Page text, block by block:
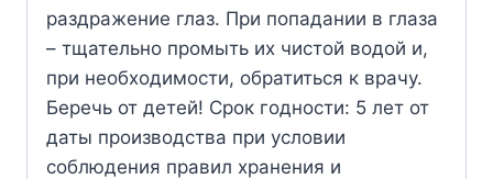
раздражение глаз. При попадании в глаза
– тщательно промыть их чистой водой и,
при необходимости, обратиться к врачу.
Беречь от детей! Срок годности: 5 лет от
даты производства при условии
соблюдения правил хранения и